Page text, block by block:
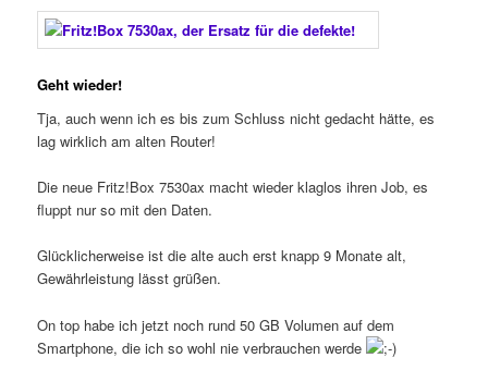
Geht wieder!
Tja, auch wenn ich es bis zum Schluss nicht gedacht hätte, es
lag wirklich am alten Router!
Die neue Fritz!Box 7530ax macht wieder klaglos ihren Job, es
fluppt nur so mit den Daten.
Glücklicherweise ist die alte auch erst knapp 9 Monate alt,
Gewährleistung lässt grüßen.
On top habe ich jetzt noch rund 50 GB Volumen auf dem
Smartphone, die ich so wohl nie verbrauchen werde